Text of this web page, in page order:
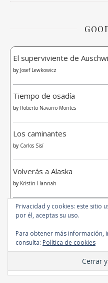
El superviviente de
by Josef Lewkowicz
Tiempo de osadía
by Roberto Navarro Montes
Los caminantes
by Carlos Sisí
Volverás a Alaska
by Kristin Hannah
Lo mejor no es bueno
by Francisco Javier Saura Vicente
Privacidad y cookies: este sitio
por él, aceptas su uso.
Para obtener más información,
consulta: Política de cookies